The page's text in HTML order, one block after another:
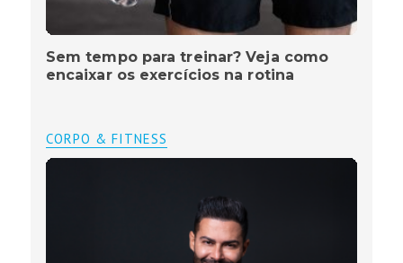
Sem tempo para treinar? Veja como
encaixar os exercícios na rotina
CORPO & FITNESS